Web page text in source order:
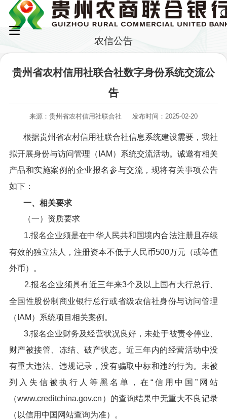
农信公告
贵州省农村信用社联合社数字身份系统交流公
告
来源：贵州省农村信用社联合社 发布时间：2025-02-20
根据贵州省农村信用社联合社信息系统建设需要，我社
拟开展身份与访问管理（IAM）系统交流活动。诚邀有相关
产品和实施案例的企业报名参与交流，现将有关事项公告
如下：
一、相关要求
（一）资质要求
1.报名企业须是在中华人民共和国境内合法注册且存续
有效的独立法人，注册资本不低于人民币500万元（或等值
外币）。
2.报名企业须具有近三年来3个及以上国有大行总行、
全国性股份制商业银行总行或省级农信社身份与访问管理
（IAM）系统项目相关案例。
3.报名企业财务及经营状况良好，未处于被责令停业、
财产被接管、冻结、破产状态。近三年内的经营活动中没
有重大违法、违规记录，没有骗取中标和违约行为。未被
列入失信被执行人等黑名单，在“信用中国”网站
（www.creditchina.gov.cn）的查询结果中无重大不良记录
（以信用中国网站查询为准）。